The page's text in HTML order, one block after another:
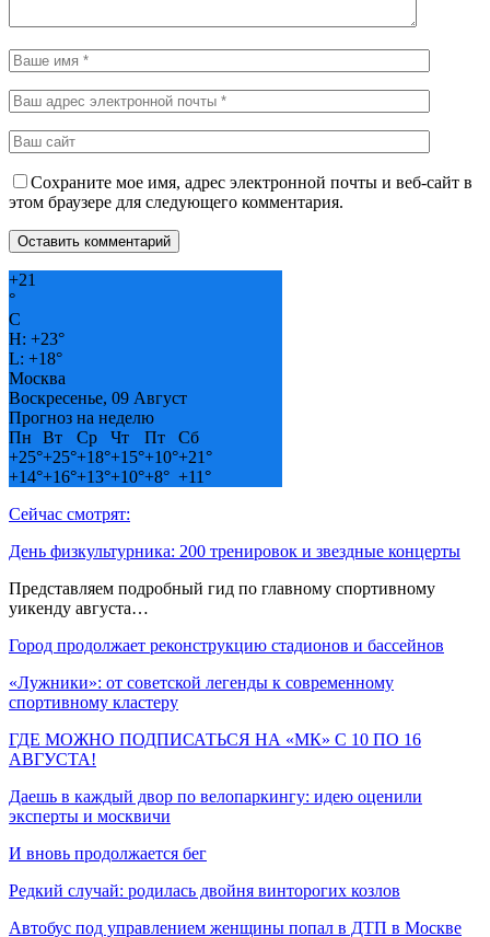
Сохраните мое имя, адрес электронной почты и веб-сайт в
этом браузере для следующего комментария.
+21
°
C
H: +23°
L: +18°
Москва
Воскресенье, 09 Август
Прогноз на неделю
Пн
Вт Ср Чт Пт
Сб
+25°+25°+18°+15°+10°+21°
+14°+16°+13°+10°+8° +11°
Сейчас смотрят:
День физкультурника: 200 тренировок и звездные концерты
Представляем подробный гид по главному спортивному
уикенду августа…
Город продолжает реконструкцию стадионов и бассейнов
«Лужники»: от советской легенды к современному
спортивному кластеру
ГДЕ МОЖНО ПОДПИСАТЬСЯ НА «МК» С 10 ПО 16
АВГУСТА!
Даешь в каждый двор по велопаркингу: идею оценили
эксперты и москвичи
И вновь продолжается бег
Редкий случай: родилась двойня винторогих козлов
Автобус под управлением женщины попал в ДТП в Москве